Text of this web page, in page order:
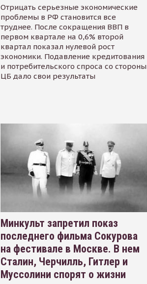
Отрицать серьезные экономические
проблемы в РФ становится все
труднее. После сокращения ВВП в
первом квартале на 0,6% второй
квартал показал нулевой рост
экономики. Подавление кредитования
и потребительского спроса со стороны
ЦБ дало свои результаты
Минкульт запретил показ
последнего фильма Сокурова
на фестивале в Москве. В нем
Сталин, Черчилль, Гитлер и
Муссолини спорят о жизни